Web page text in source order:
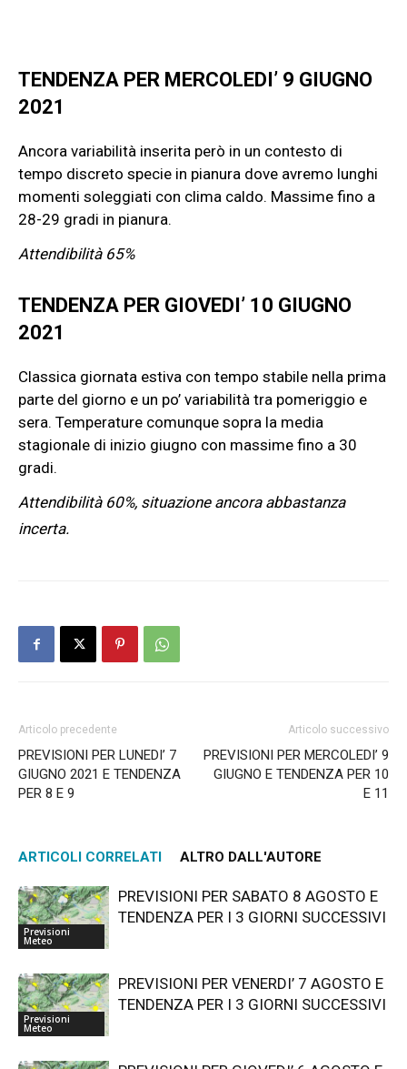
TENDENZA PER MERCOLEDI’ 9 GIUGNO
2021
Ancora variabilità inserita però in un contesto di
tempo discreto specie in pianura dove avremo lunghi
momenti soleggiati con clima caldo. Massime fino a
28-29 gradi in pianura.
Attendibilità 65%
TENDENZA PER GIOVEDI’ 10 GIUGNO
2021
Classica giornata estiva con tempo stabile nella prima
parte del giorno e un po’ variabilità tra pomeriggio e
sera. Temperature comunque sopra la media
stagionale di inizio giugno con massime fino a 30
gradi.
Attendibilità 60%, situazione ancora abbastanza
incerta.
Articolo precedente
PREVISIONI PER LUNEDI’ 7
GIUGNO 2021 E TENDENZA
PER 8 E 9
Articolo successivo
PREVISIONI PER MERCOLEDI’ 9
GIUGNO E TENDENZA PER 10
E 11
ARTICOLI CORRELATI ALTRO DALL'AUTORE
Previsioni
Meteo
PREVISIONI PER SABATO 8 AGOSTO E
TENDENZA PER I 3 GIORNI SUCCESSIVI
Previsioni
Meteo
PREVISIONI PER VENERDI’ 7 AGOSTO E
TENDENZA PER I 3 GIORNI SUCCESSIVI